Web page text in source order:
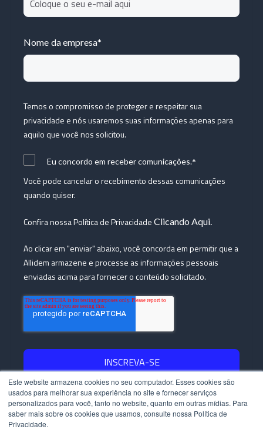
Este website armazena cookies no seu computador. Esses cookies são
usados ​​para melhorar sua experiência no site e fornecer serviços
personalizados para você, tanto no website, quanto em outras mídias. Para
saber mais sobre os cookies que usamos, consulte nossa Política de
Privacidade.
Nome da empresa*
Temos o compromisso de proteger e respeitar sua
privacidade e nós usaremos suas informações apenas para
aquilo que você nos solicitou.
Eu concordo em receber comunicações.*
Você pode cancelar o recebimento dessas comunicações
quando quiser.
Confira nossa Política de Privacidade Clicando Aqui.
Ao clicar em "enviar" abaixo, você concorda em permitir que a
Allidem armazene e processe as informações pessoais
enviadas acima para fornecer o conteúdo solicitado.
Copyright © 2023 - Allídem - Todos os direitos reservados.
Políticas de Privacidade |